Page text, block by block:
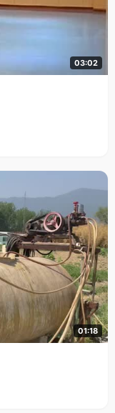
03:02
01:18